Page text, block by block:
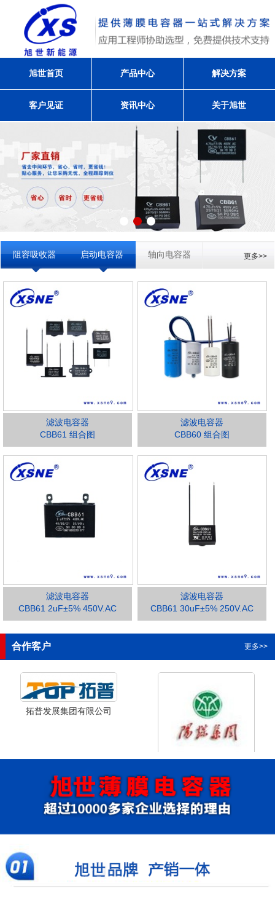
旭世首页 产品中心 解决方案
客户见证 资讯中心 关于旭世
阻容吸收器 启动电容器 轴向电容器 更多>>
滤波电容器
CBB61 组合图
滤波电容器
CBB60 组合图
滤波电容器
CBB61 2uF±5% 450V.AC
滤波电容器
CBB61 30uF±5% 250V.AC
合作客户 更多>>
拓普发展集团有限公司
山西省阳泉市阳泉煤业集团